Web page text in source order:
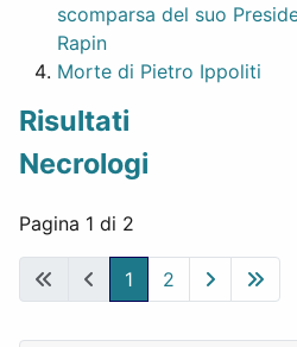
scomparsa del suo
Rapin
Morte di Pietro Ippoliti
Risultati
Necrologi
Pagina 1 di 2
1 2